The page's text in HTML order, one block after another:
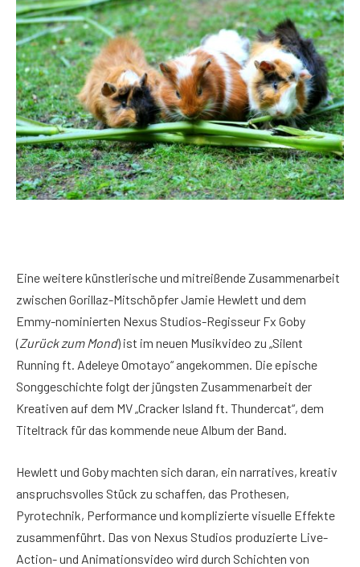
Eine weitere künstlerische und mitreißende Zusammenarbeit
zwischen Gorillaz-Mitschöpfer Jamie Hewlett und dem
Emmy-nominierten Nexus Studios-Regisseur Fx Goby
(Zurück zum Mond) ist im neuen Musikvideo zu „Silent
Running ft. Adeleye Omotayo“ angekommen. Die epische
Songgeschichte folgt der jüngsten Zusammenarbeit der
Kreativen auf dem MV „Cracker Island ft. Thundercat“, dem
Titeltrack für das kommende neue Album der Band.
Hewlett und Goby machten sich daran, ein narratives, kreativ
anspruchsvolles Stück zu schaffen, das Prothesen,
Pyrotechnik, Performance und komplizierte visuelle Effekte
zusammenführt. Das von Nexus Studios produzierte Live-
Action- und Animationsvideo wird durch Schichten von